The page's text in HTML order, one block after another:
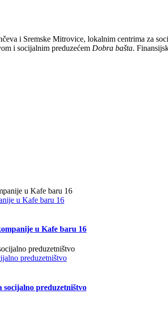
i Sremske Mitrovice, lokalnim centrima za
i socijalnim preduzećem Dobra bašta.
u Kafe baru 16
u Kafe baru 16
preduzetništvo
socijalno preduzetništvo